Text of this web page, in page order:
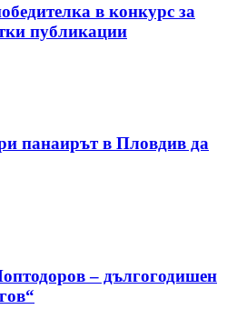
в конкурс за
публикации
панаирът в Пловдив да
– дългогодишен